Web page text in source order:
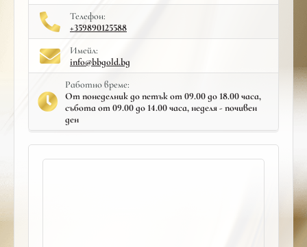
Телефон:
+359890125588
Имейл:
info@bbgold.bg
Работно време:
От понеделник до петък от 09.00 до 18.00 часа,
събота от 09.00 до 14.00 часа, неделя - почивен
ден